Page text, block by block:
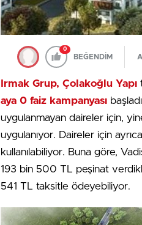
0
BEĞENDİM
Irmak Grup, Çolakoğlu Yapı
aya 0 faiz kampanyası
uygulanmayan daireler için,
uygulanıyor. Daireler için
kullanılabiliyor. Buna göre,
193 bin 500 TL peşinat
541 TL taksitle ödeyebiliyor.